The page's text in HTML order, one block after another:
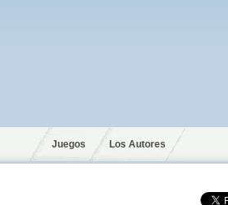
Juegos Los Autores